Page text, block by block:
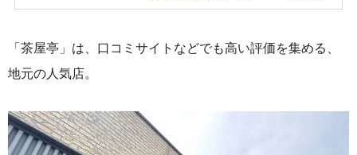
「茶屋亭」は、口コミサイトなどでも高い評価を集める、
地元の人気店。